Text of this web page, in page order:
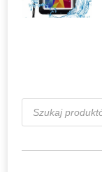
Wyszukiwarka
produktów